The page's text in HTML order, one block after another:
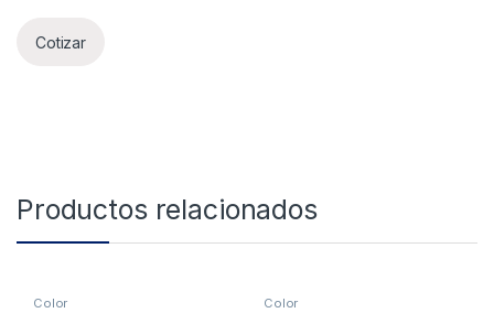
Cotizar
Productos relacionados
Color Color